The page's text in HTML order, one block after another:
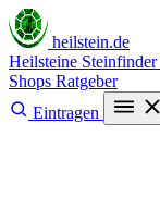
heilstein.de
Heilsteine Steinfinder
Shops Ratgeber
Eintragen